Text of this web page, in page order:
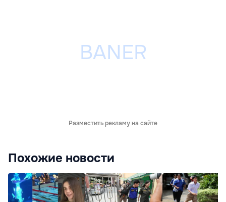
Разместить рекламу на сайте
Похожие новости